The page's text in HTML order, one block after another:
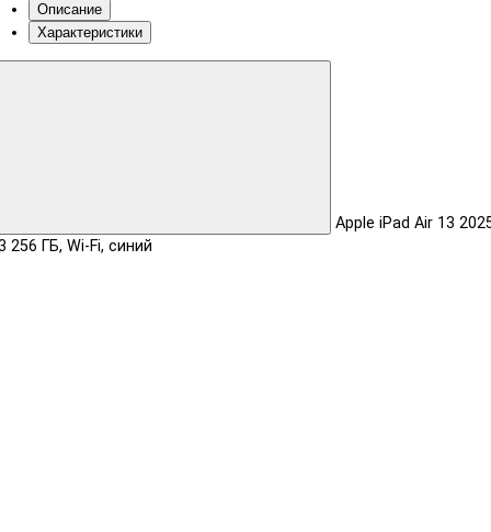
Описание
Характеристики
Apple iPad Air 13
256 ГБ, Wi-Fi, синий